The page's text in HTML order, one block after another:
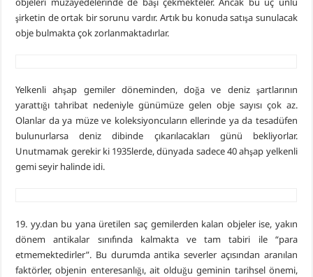
şirketin de ortak bir sorunu vardır. Artık bu konuda satışa sunulacak
obje bulmakta çok zorlanmaktadırlar.
Yelkenli ahşap gemiler döneminden, doğa ve deniz şartlarının
yarattığı tahribat nedeniyle günümüze gelen obje sayısı çok az.
Olanlar da ya müze ve koleksiyoncuların ellerinde ya da tesadüfen
bulunurlarsa deniz dibinde çıkarılacakları günü bekliyorlar.
Unutmamak gerekir ki 1935lerde, dünyada sadece 40 ahşap yelkenli
gemi seyir halinde idi.
19. yy.dan bu yana üretilen saç gemilerden kalan objeler ise, yakın
dönem antikalar sınıfında kalmakta ve tam tabiri ile “para
etmemektedirler”. Bu durumda antika severler açısından aranılan
faktörler, objenin enteresanlığı, ait olduğu geminin tarihsel önemi,